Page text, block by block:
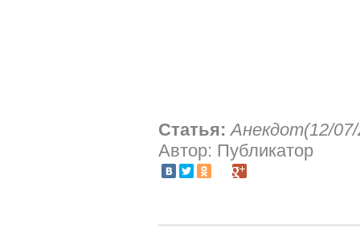
Статья: Анекдот(12/07/
Автор: Публикатор